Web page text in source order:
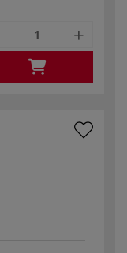
+